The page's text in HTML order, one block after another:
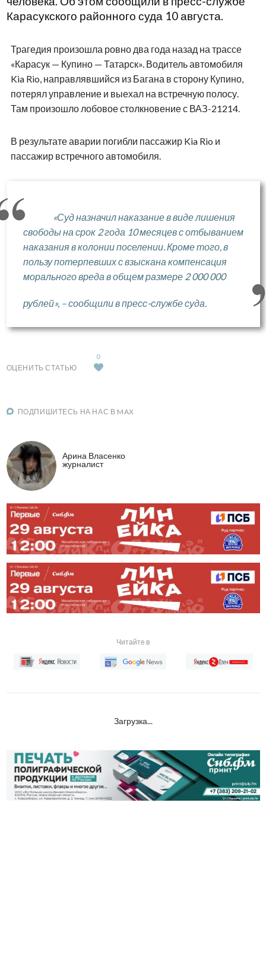
Карасукского районного суда 10 августа.
Трагедия произошла ровно два года назад на трассе
«Карасук — Купино — Татарск». Водитель автомобиля
Kia Rio, направлявшийся из Багана в сторону Купино,
потерял управление и выехал на встречную полосу.
Там произошло лобовое столкновение с ВАЗ-21214.
В результате аварии погибли пассажир Kia Rio и
пассажир встречного автомобиля.
«Суд назначил наказание в виде лишения
свободы на срок 2 года 10 месяцев с отбыванием
наказания в колонии поселении. Кроме того, в
пользу потерпевших с взыскана компенсация
морального вреда в общем размере 2 000 000
рублей», – сообщили в пресс-службе суда.
ОЦЕНИТЬ СТАТЬЮ
0
ПОДПИШИТЕСЬ НА НАС В MAX
Арина Власенко
журналист
Читайте в
Загрузка...